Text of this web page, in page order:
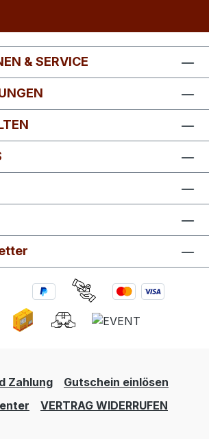
& SERVICE
Zahlung
Gutschein einlösen
VERTRAG WIDERRUFEN